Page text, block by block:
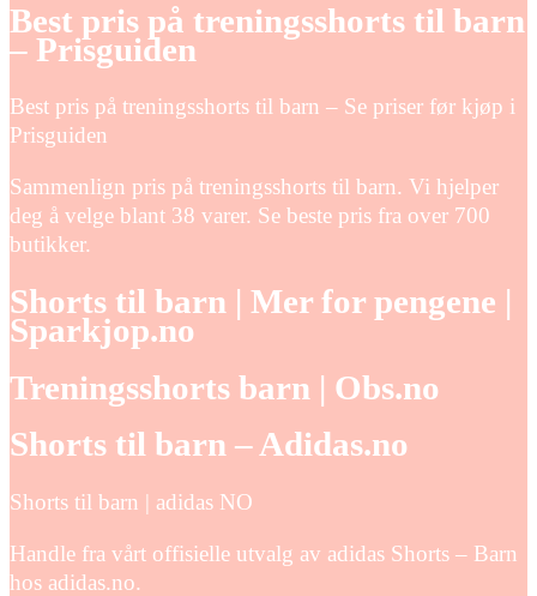
Best pris på treningsshorts til barn
– Prisguiden
Best pris på treningsshorts til barn – Se priser før kjøp i
Prisguiden
Sammenlign pris på treningsshorts til barn. Vi hjelper
deg å velge blant 38 varer. Se beste pris fra over 700
butikker.
Shorts til barn | Mer for pengene |
Sparkjop.no
Treningsshorts barn | Obs.no
Shorts til barn – Adidas.no
Shorts til barn | adidas NO
Handle fra vårt offisielle utvalg av adidas Shorts – Barn
hos adidas.no.